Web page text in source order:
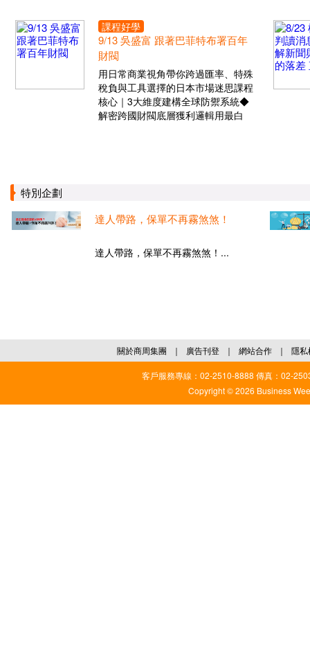
課程好學
9/13 吳盛富 跟著巴菲特布署百年
財閥
用日常商業視角帶你跨過匯率、特殊
稅負與工具選擇的日本市場迷思課程
核心｜3大維度建構全球防禦系統◆
解密跨國財閥底層獲利邏輯用最白
特別企劃
達人帶路，保單不再霧煞煞！
達人帶路，保單不再霧煞煞！...
關於商周集團 ｜ 廣告刊登 ｜ 網站合作 ｜ 隱私
客戶服務專線：02-2510-8888 傳真：02-
Copyright © 2026 Business